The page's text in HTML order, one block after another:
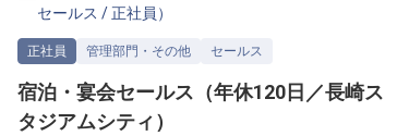
採用をお考えの企業様へ
セールス /正社員 ）
正社員 管理部門・その他 セールス
宿泊・宴会セールス（年休120日／長崎ス
タジアムシティ）